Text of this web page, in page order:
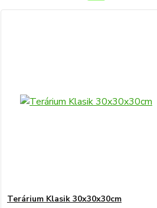
Terárium Klasik 30x30x30cm